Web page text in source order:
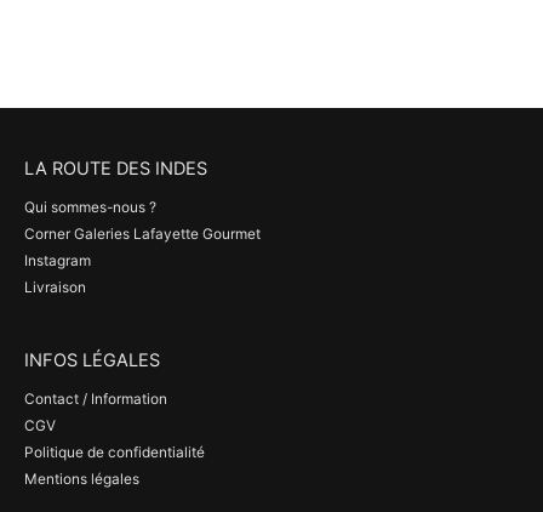
LA ROUTE DES INDES
Qui sommes-nous ?
Corner Galeries Lafayette Gourmet
Instagram
Livraison
INFOS LÉGALES
Contact / Information
CGV
Politique de confidentialité
Mentions légales